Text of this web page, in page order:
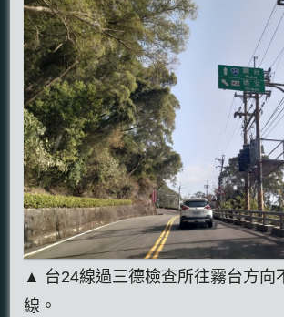
▲ 台24線過三德檢查所往霧台方向
線。